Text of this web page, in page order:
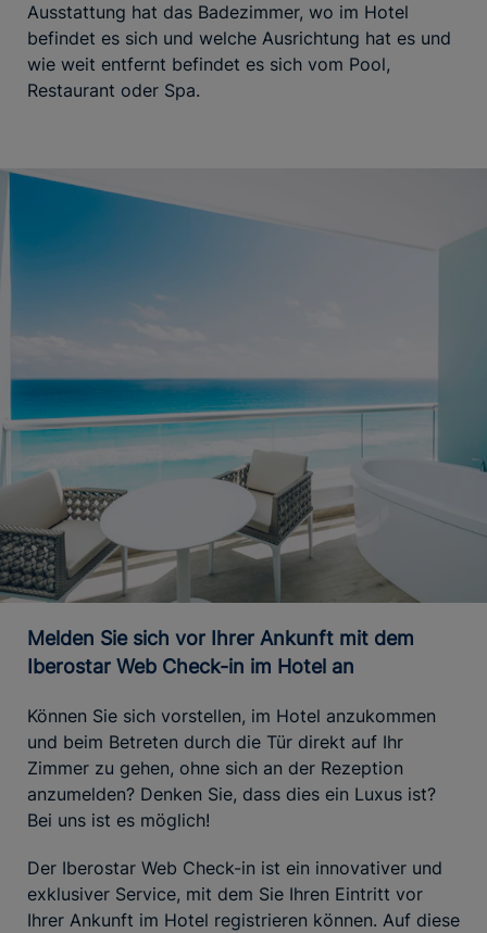
Ausstattung hat das Badezimmer, wo im Hotel
befindet es sich und welche Ausrichtung hat es und
wie weit entfernt befindet es sich vom Pool,
Restaurant oder Spa.
Melden Sie sich vor Ihrer Ankunft mit dem
Iberostar Web Check-in im Hotel an
Können Sie sich vorstellen, im Hotel anzukommen
und beim Betreten durch die Tür direkt auf Ihr
Zimmer zu gehen, ohne sich an der Rezeption
anzumelden? Denken Sie, dass dies ein Luxus ist?
Bei uns ist es möglich!
Der Iberostar Web Check-in ist ein innovativer und
exklusiver Service, mit dem Sie Ihren Eintritt vor
Ihrer Ankunft im Hotel registrieren können. Auf diese